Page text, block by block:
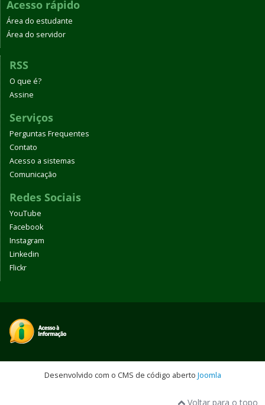
Acesso rápido
Área do estudante
Área do servidor
RSS
O que é?
Assine
Serviços
Perguntas Frequentes
Contato
Acesso a sistemas
Comunicação
Redes Sociais
YouTube
Facebook
Instagram
Linkedin
Flickr
Desenvolvido com o CMS de código aberto Joomla
Voltar para o topo